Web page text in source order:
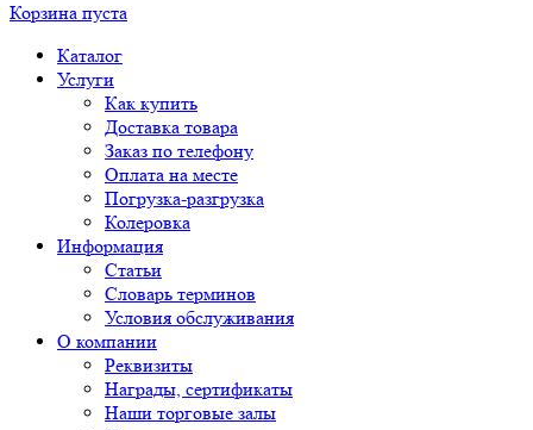
Корзина пуста
Каталог
Услуги
Как купить
Доставка товара
Заказ по телефону
Оплата на месте
Погрузка-разгрузка
Колеровка
Информация
Статьи
Словарь терминов
Условия обслуживания
О компании
Реквизиты
Награды, сертификаты
Наши торговые залы